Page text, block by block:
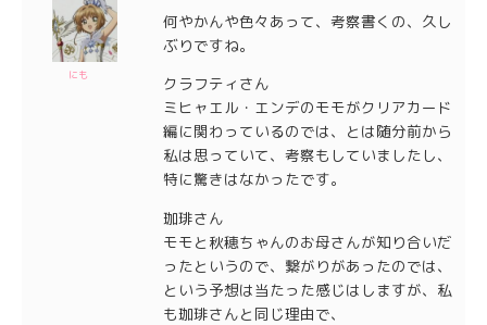
にも
何やかんや色々あって、考察書くの、久し
ぶりですね。
クラフティさん
ミヒャエル・エンデのモモがクリアカード
編に関わっているのでは、とは随分前から
私は思っていて、考察もしていましたし、
特に驚きはなかったです。
珈琲さん
モモと秋穂ちゃんのお母さんが知り合いだ
ったというので、繋がりがあったのでは、
という予想は当たった感じはしますが、私
も珈琲さんと同じ理由で、